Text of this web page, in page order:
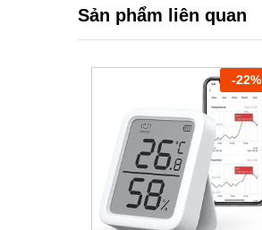
Sản phẩm liên quan
-22%